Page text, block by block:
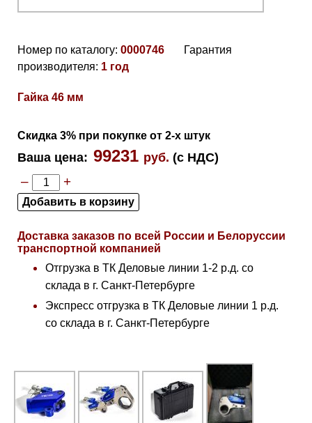
Номер по каталогу: 0000746
Гарантия
производителя: 1 год
Гайка 46 мм
Скидка 3% при покупке от 2-х штук
Ваша цена: 99231 руб.(с НДС)
– +
Доставка заказов по всей России и Белоруссии
транспортной компанией
Отгрузка в ТК Деловые линии 1-2 р.д. со
склада в г. Санкт-Петербурге
Экспресс отгрузка в ТК Деловые линии 1 р.д.
со склада в г. Санкт-Петербурге